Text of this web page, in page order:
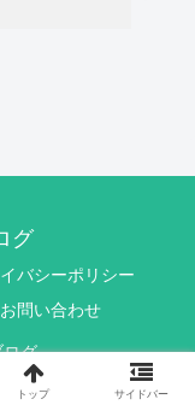
グ
バシーポリシー
お問い合わせ
グ.
トップ サイドバー